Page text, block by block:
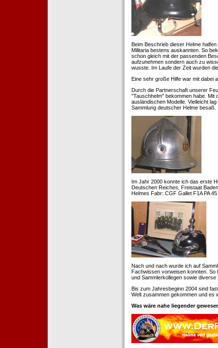
Beim Beschrieb dieser Helme
Militaria bestens auskannten. So
schon gleich mit der passenden
aufzunehmen sondern auch zu
wusste. Im Laufe der Zeit wurden
Eine sehr große Hilfe war mit dabei
Durch die Partnerschaft unserer
"Tauschhelm" bekommen habe. Mit
ausländischen Modelle. Vielleicht
Sammlung deutscher Helme besaß.
Im Jahr 2000 konnte ich das erste
Deutschen Reiches, Freistaat
Helmes Fabr: CGF Gallet F1A PA
Nach und nach wurde ich auf
Fachwissen vorweisen konnten. So
und Sammlerkollegen sowie
Bis zum Jahresbeginn 2004 sind
Welt zusammen gekommen und es
Was wäre nahe liegender